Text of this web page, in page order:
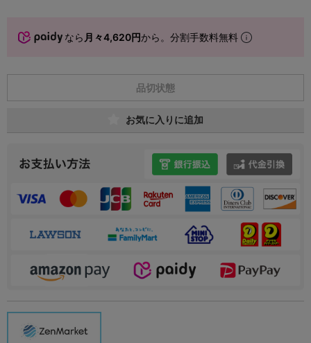
なら 月々4,620円から。分割手数料無料
品切状態
お気に入りに追加